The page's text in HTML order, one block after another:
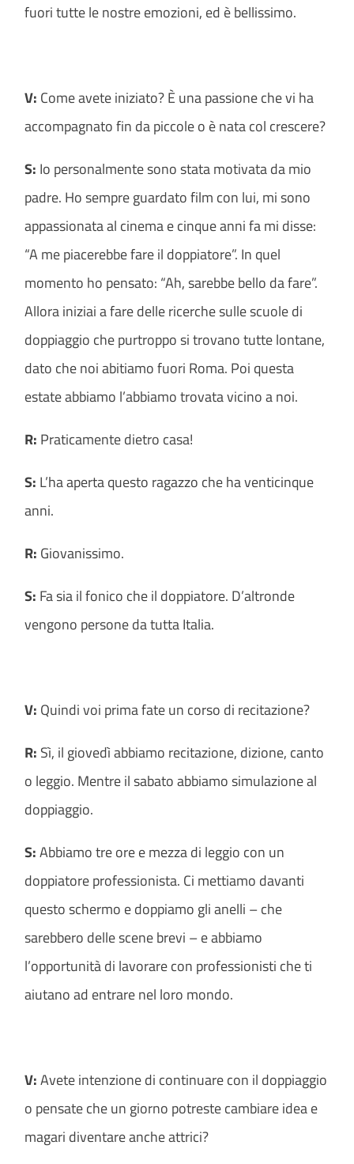
fuori tutte le nostre emozioni, ed è bellissimo.
V: Come avete iniziato? È una passione che vi ha
accompagnato fin da piccole o è nata col crescere?
S: Io personalmente sono stata motivata da mio
padre. Ho sempre guardato film con lui, mi sono
appassionata al cinema e cinque anni fa mi disse:
“A me piacerebbe fare il doppiatore”. In quel
momento ho pensato: “Ah, sarebbe bello da fare”.
Allora iniziai a fare delle ricerche sulle scuole di
doppiaggio che purtroppo si trovano tutte lontane,
dato che noi abitiamo fuori Roma. Poi questa
estate abbiamo l’abbiamo trovata vicino a noi.
R: Praticamente dietro casa!
S: L’ha aperta questo ragazzo che ha venticinque
anni.
R: Giovanissimo.
S: Fa sia il fonico che il doppiatore. D’altronde
vengono persone da tutta Italia.
V: Quindi voi prima fate un corso di recitazione?
R: Sì, il giovedì abbiamo recitazione, dizione, canto
o leggio. Mentre il sabato abbiamo simulazione al
doppiaggio.
S:Abbiamo tre ore e mezza di leggio con un
doppiatore professionista. Ci mettiamo davanti
questo schermo e doppiamo gli anelli – che
sarebbero delle scene brevi – e abbiamo
l’opportunità di lavorare con professionisti che ti
aiutano ad entrare nel loro mondo.
V:Avete intenzione di continuare con il doppiaggio
o pensate che un giorno potreste cambiare idea e
magari diventare anche attrici?